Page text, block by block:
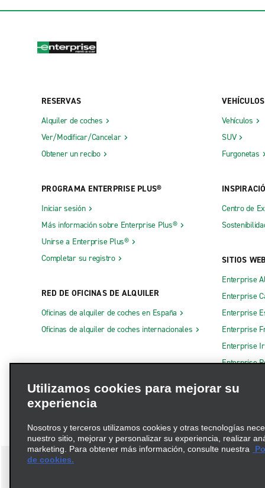
RESERVAS
Alquiler de coches
Ver/Modificar/Cancelar
Obtener un recibo
PROGRAMA ENTERPRISE PLUS®
Iniciar sesión
Más información sobre Enterprise Plus®
Unirse a Enterprise Plus®
Completar su registro
RED DE OFICINAS DE ALQUILER
Oficinas de alquiler de coches en España
Oficinas de alquiler de coches internacionales
VEHÍCULOS
Vehículos
SUV
Furgonetas
Centro de
SITIOS
Enterprise
Enterprise
Enterprise
Enterprise
Enterprise
Enterprise
Utilizamos cookies para mejorar su
experiencia
Nosotros y terceros utilizamos cookies y otras tecnologías
nuestro sitio, mejorar y personalizar su experiencia, realizar
marketing. Para obtener más información, consulte nuestra
de cookies.